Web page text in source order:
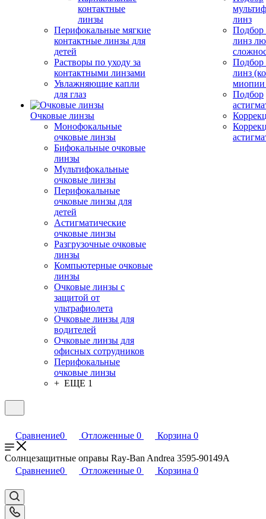
контактные
линзы
Перифокальные мягкие
контактные линзы для
детей
Растворы по уходу за
контактными линзами
Увлажняющие капли
для глаз
Очковые линзы
Монофокальные
очковые линзы
Бифокальные очковые
линзы
Мультифокальные
очковые линзы
Перифокальные
очковые линзы для
детей
Астигматические
очковые линзы
Разгрузочные очковые
линзы
Компьютерные очковые
линзы
Очковые линзы с
защитой от
ультрафиолета
Очковые линзы для
водителей
Очковые линзы для
офисных сотрудников
Перифокальные
очковые линзы
+ ЕЩЕ 1
линз
Подбор
линз
Подбор
линз
миопии
Подбор
Сравнение0 Отложенные 0 Корзина 0
Солнцезащитные оправы Ray-Ban Andrea 3595-90149A
Сравнение0 Отложенные 0 Корзина 0